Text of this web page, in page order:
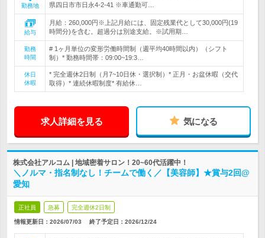
勤務地
県四日市市日永4-2-41 ※車通勤可…
給与
月給：260,000円※上記月給には、固定残業代として30,000円(19
時間分)を含む。超過分は別途支給。※試用期…
勤務
時間
# 1ヶ月単位の変形労働時間制（週平均40時間以内）（シフト
制）* 勤務時間帯：09:00~19:3…
休日
休暇
* 完全週休2日制（月7~10日休・選択制）* 正月・お盆休暇（交代
取得）* 連続休暇制度* 有給休…
求人詳細を見る 気になる
株式会社アルコム | 地域密着サロン！20~60代活躍中！
＼ノルマ・指名制なし！チームで働く／【美容師】★賞与2回@
愛知
正社員 急募 完全週休2日制
情報更新日：2026/07/03 終了予定日： 2026/12/24